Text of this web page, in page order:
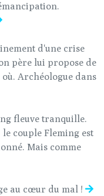
d'une crise
père lui propose de
Archéologue dans
fleuve tranquille.
couple Fleming est
Mais comme
au cœur du mal !